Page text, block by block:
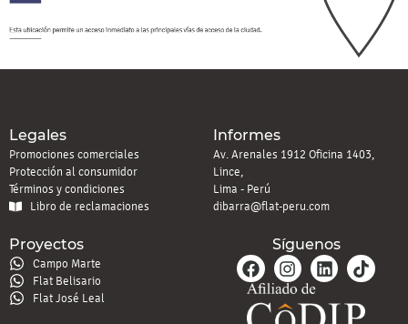
Legales
Promociones comerciales
Protección al consumidor
Términos y condiciones
Libro de reclamaciones
Informes
Av. Arenales 1912 Oficina 1403,
Lince,
Lima - Perú
dibarra@flat-peru.com
Proyectos
Campo Marte
Flat Belisario
Flat José Leal
Síguenos